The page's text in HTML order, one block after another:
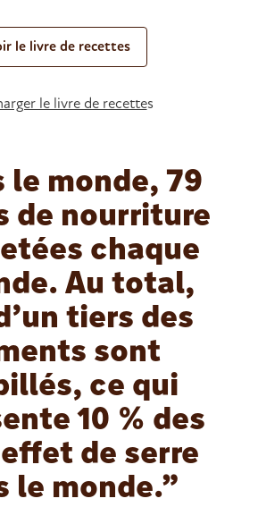
le livre de recettes
le livre de recettes
le monde, 79
de nourriture
chaque
Au total,
tiers des
sont
ce qui
10 % des
de serre
le monde.